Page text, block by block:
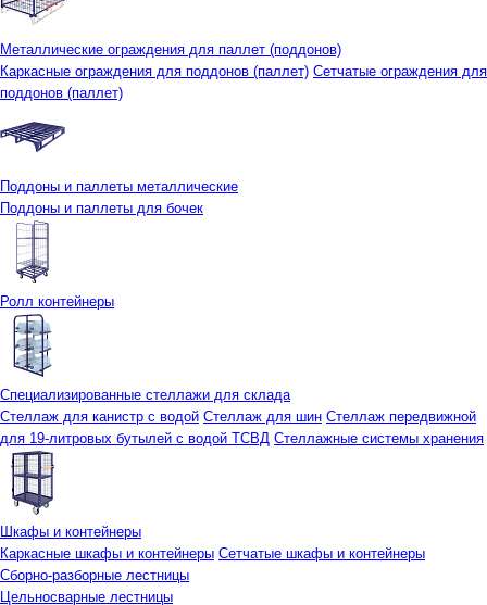
Металлические ограждения для паллет (поддонов)
Каркасные ограждения для поддонов (паллет) Сетчатые ограждения для
поддонов (паллет)
Поддоны и паллеты металлические
Поддоны и паллеты для бочек
Ролл контейнеры
Специализированные стеллажи для склада
Стеллаж для канистр с водой Стеллаж для шин Стеллаж передвижной
для 19-литровых бутылей с водой ТСВД Стеллажные системы хранения
Шкафы и контейнеры
Каркасные шкафы и контейнеры Сетчатые шкафы и контейнеры
Сборно-разборные лестницы
Цельносварные лестницы